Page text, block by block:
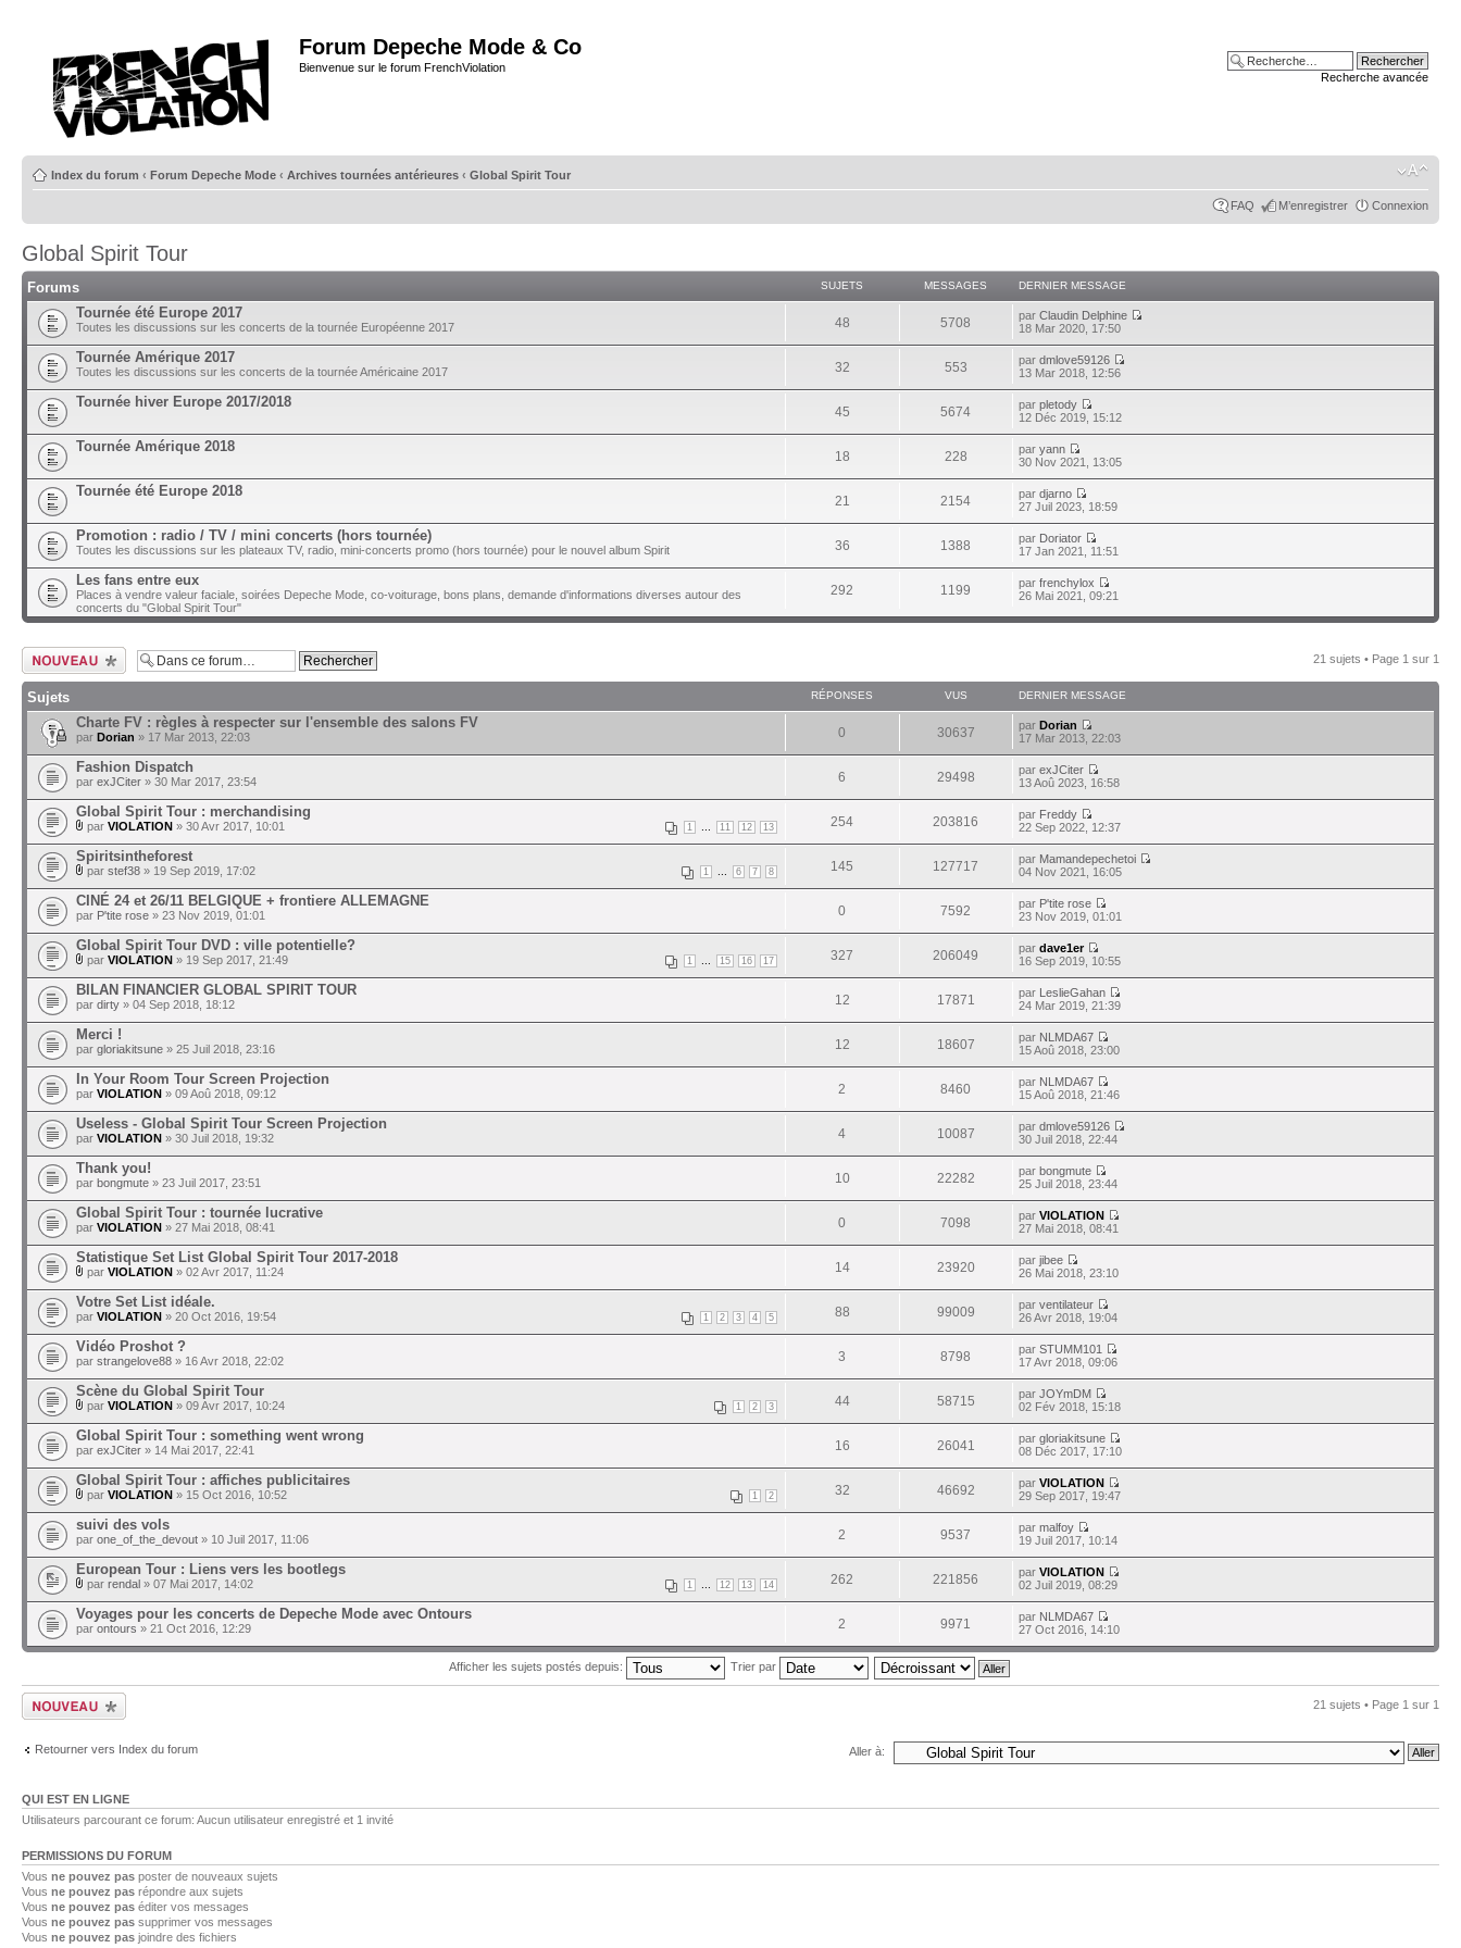
Forum Depeche Mode & Co
Bienvenue sur le forum FrenchViolation
Recherche avancée
Index du forum ‹ Forum Depeche Mode ‹ Archives tournées antérieures ‹ Global Spirit Tour
FAQ M’enregistrer Connexion
Global Spirit Tour
Forums SUJETS MESSAGES DERNIER MESSAGE
Tournée été Europe 2017
Toutes les discussions sur les concerts de la tournée Européenne 2017 48 5708 parClaudin Delphine
18 Mar 2020, 17:50
Tournée Amérique 2017
Toutes les discussions sur les concerts de la tournée Américaine 2017 32 553 pardmlove59126
13 Mar 2018, 12:56
Tournée hiver Europe 2017/2018
45 5674 parpletody
12 Déc 2019, 15:12
Tournée Amérique 2018
18 228 paryann
30 Nov 2021, 13:05
Tournée été Europe 2018
21 2154 pardjarno
27 Juil 2023, 18:59
Promotion : radio / TV / mini concerts (hors tournée)
Toutes les discussions sur les plateaux TV, radio, mini-concerts promo (hors tournée) pour le nouvel album Spirit 36 1388 par Doriator
17 Jan 2021, 11:51
Les fans entre eux
Places à vendre valeur faciale, soirées Depeche Mode, co-voiturage, bons plans, demande d'informations diverses autour des
concerts du "Global Spirit Tour"
292 1199 parfrenchylox
26 Mai 2021, 09:21
Ecrire un nouveau
sujet
21 sujets • Page 1 sur 1
Sujets RÉPONSES VUS DERNIER MESSAGE
Charte FV : règles à respecter sur l'ensemble des salons FV
par Dorian » 17 Mar 2013, 22:03 0 30637 parDorian
17 Mar 2013, 22:03
Fashion Dispatch
par exJCiter » 30 Mar 2017, 23:54 6 29498 parexJCiter
13 Aoû 2023, 16:58
Global Spirit Tour : merchandising
1 11 12 13
par VIOLATION » 30 Avr 2017, 10:01 254 203816 par Freddy
22 Sep 2022, 12:37
Spiritsintheforest
1 6 7 8
par stef38 » 19 Sep 2019, 17:02 145 127717 par Mamandepechetoi
04 Nov 2021, 16:05
CINÉ 24 et 26/11 BELGIQUE + frontiere ALLEMAGNE
par P'tite rose » 23 Nov 2019, 01:01 0 7592 par P'tite rose
23 Nov 2019, 01:01
Global Spirit Tour DVD : ville potentielle?
1 15 16 17
par VIOLATION » 19 Sep 2017, 21:49 327 206049 pardave1er
16 Sep 2019, 10:55
BILAN FINANCIER GLOBAL SPIRIT TOUR
par dirty » 04 Sep 2018, 18:12 12 17871 par LeslieGahan
24 Mar 2019, 21:39
Merci !
par gloriakitsune » 25 Juil 2018, 23:16 12 18607 par NLMDA67
15 Aoû 2018, 23:00
In Your Room Tour Screen Projection
par VIOLATION » 09 Aoû 2018, 09:12 2 8460 par NLMDA67
15 Aoû 2018, 21:46
Useless - Global Spirit Tour Screen Projection
par VIOLATION » 30 Juil 2018, 19:32 4 10087 pardmlove59126
30 Juil 2018, 22:44
Thank you!
par bongmute » 23 Juil 2017, 23:51 10 22282 parbongmute
25 Juil 2018, 23:44
Global Spirit Tour : tournée lucrative
par VIOLATION » 27 Mai 2018, 08:41 0 7098 parVIOLATION
27 Mai 2018, 08:41
Statistique Set List Global Spirit Tour 2017-2018
par VIOLATION » 02 Avr 2017, 11:24 14 23920 parjibee
26 Mai 2018, 23:10
Votre Set List idéale.
1 2 3 4 5
par VIOLATION » 20 Oct 2016, 19:54 88 99009 parventilateur
26 Avr 2018, 19:04
Vidéo Proshot ?
par strangelove88 » 16 Avr 2018, 22:02 3 8798 parSTUMM101
17 Avr 2018, 09:06
Scène du Global Spirit Tour
1 2 3
par VIOLATION » 09 Avr 2017, 10:24 44 58715 parJOYmDM
02 Fév 2018, 15:18
Global Spirit Tour : something went wrong
par exJCiter » 14 Mai 2017, 22:41 16 26041 pargloriakitsune
08 Déc 2017, 17:10
Global Spirit Tour : affiches publicitaires
1 2
par VIOLATION » 15 Oct 2016, 10:52 32 46692 parVIOLATION
29 Sep 2017, 19:47
suivi des vols
par one_of_the_devout » 10 Juil 2017, 11:06 2 9537 parmalfoy
19 Juil 2017, 10:14
European Tour : Liens vers les bootlegs
1 12 13 14
par rendal » 07 Mai 2017, 14:02 262 221856 parVIOLATION
02 Juil 2019, 08:29
Voyages pour les concerts de Depeche Mode avec Ontours
par ontours » 21 Oct 2016, 12:29 2 9971 par NLMDA67
27 Oct 2016, 14:10
Afficher les sujets postés depuis: Trier par
Ecrire un nouveau
sujet
21 sujets • Page 1 sur 1
Retourner vers Index du forum Aller à:
QUI EST EN LIGNE
Utilisateurs parcourant ce forum: Aucun utilisateur enregistré et 1 invité
PERMISSIONS DU FORUM
Vous ne pouvez pas poster de nouveaux sujets
Vous ne pouvez pas répondre aux sujets
Vous ne pouvez pas éditer vos messages
Vous ne pouvez pas supprimer vos messages
Vous ne pouvez pas joindre des fichiers